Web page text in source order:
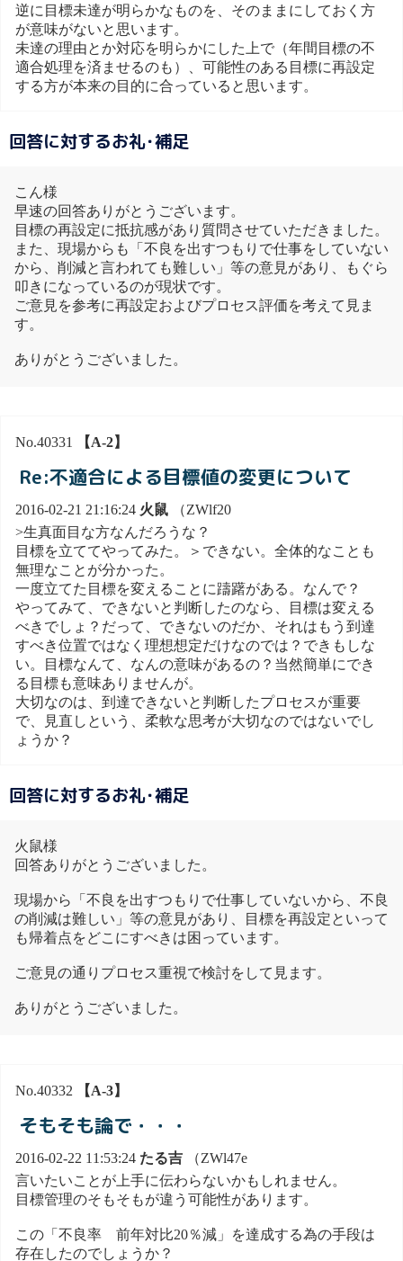
逆に目標未達が明らかなものを、そのままにしておく方
が意味がないと思います。
未達の理由とか対応を明らかにした上で（年間目標の不
適合処理を済ませるのも）、可能性のある目標に再設定
する方が本来の目的に合っていると思います。
回答に対するお礼･補足
こん様
早速の回答ありがとうございます。
目標の再設定に抵抗感があり質問させていただきました。
また、現場からも「不良を出すつもりで仕事をしていない
から、削減と言われても難しい」等の意見があり、もぐら
叩きになっているのが現状です。
ご意見を参考に再設定およびプロセス評価を考えて見ま
す。
ありがとうございました。
No.40331 【A-2】
Re:不適合による目標値の変更について
2016-02-21 21:16:24 火鼠 （ZWlf20
>生真面目な方なんだろうな？
目標を立ててやってみた。＞できない。全体的なことも
無理なことが分かった。
一度立てた目標を変えることに躊躇がある。なんで？
やってみて、できないと判断したのなら、目標は変える
べきでしょ？だって、できないのだか、それはもう到達
すべき位置ではなく理想想定だけなのでは？できもしな
い。目標なんて、なんの意味があるの？当然簡単にでき
る目標も意味ありませんが。
大切なのは、到達できないと判断したプロセスが重要
で、見直しという、柔軟な思考が大切なのではないでし
ょうか？
回答に対するお礼･補足
火鼠様
回答ありがとうございました。
現場から「不良を出すつもりで仕事していないから、不良
の削減は難しい」等の意見があり、目標を再設定といって
も帰着点をどこにすべきは困っています。
ご意見の通りプロセス重視で検討をして見ます。
ありがとうございました。
No.40332 【A-3】
そもそも論で・・・
2016-02-22 11:53:24 たる吉 （ZWl47e
言いたいことが上手に伝わらないかもしれません。
目標管理のそもそもが違う可能性があります。
この「不良率 前年対比20％減」を達成する為の手段は
存在したのでしょうか？